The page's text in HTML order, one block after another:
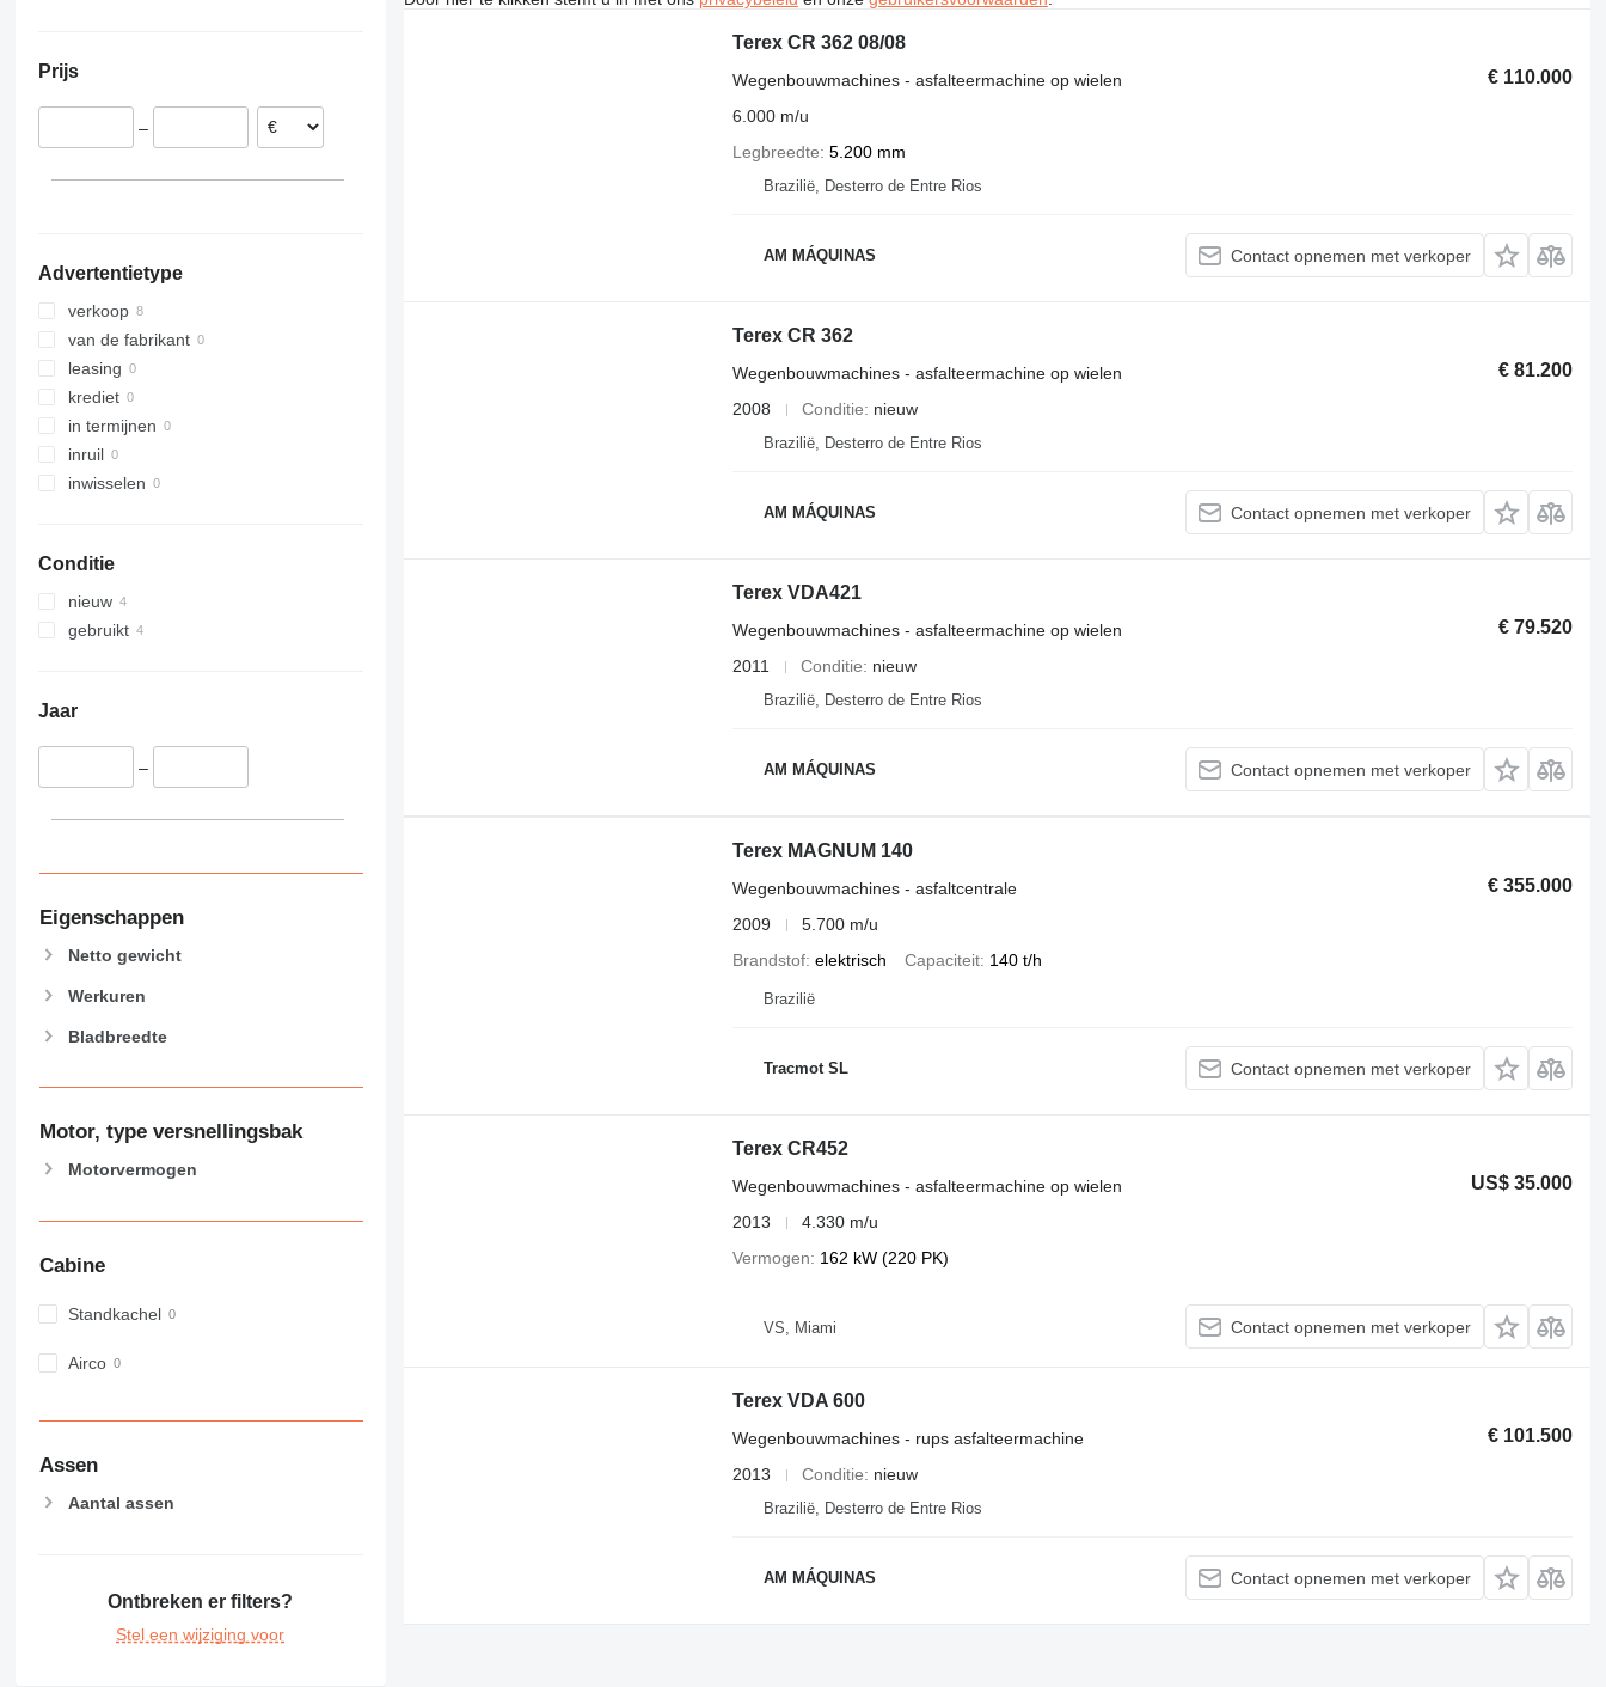
Prijs
–
Advertentietype
verkoop
van de fabrikant
leasing
krediet
in termijnen
inruil
inwisselen
Conditie
nieuw
gebruikt
Jaar
–
Eigenschappen
Netto gewicht
Werkuren
Bladbreedte
Motor, type versnellingsbak
Motorvermogen
Cabine
Standkachel
Airco
Assen
Aantal assen
Ontbreken er filters?
Stel een wijziging voor
Terex CR 362 08/08
€ 110.000
Wegenbouwmachines - asfalteermachine op wielen
6.000 m/u
Legbreedte 5.200 mm
Brazilië, Desterro de Entre Rios
AM MÁQUINAS Contact opnemen met verkoper
Terex CR 362
€ 81.200
Wegenbouwmachines - asfalteermachine op wielen
2008
Conditie nieuw
Brazilië, Desterro de Entre Rios
AM MÁQUINAS Contact opnemen met verkoper
Terex VDA421
€ 79.520
Wegenbouwmachines - asfalteermachine op wielen
2011
Conditie nieuw
Brazilië, Desterro de Entre Rios
AM MÁQUINAS Contact opnemen met verkoper
Terex MAGNUM 140
€ 355.000
Wegenbouwmachines - asfaltcentrale
2009
5.700 m/u
Brandstof elektrisch Capaciteit 140 t/h
Brazilië
Tracmot SL Contact opnemen met verkoper
Terex CR452
US$ 35.000
Wegenbouwmachines - asfalteermachine op wielen
2013
4.330 m/u
Vermogen
162 kW (220 PK)
VS, Miami Contact opnemen met verkoper
Terex VDA 600
€ 101.500
Wegenbouwmachines - rups asfalteermachine
2013
Conditie nieuw
Brazilië, Desterro de Entre Rios
AM MÁQUINAS Contact opnemen met verkoper